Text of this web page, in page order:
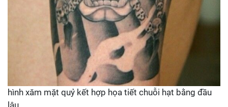
hình xăm mặt quỷ kết hợp họa tiết chuỗi hạt bằng đầu
lâu